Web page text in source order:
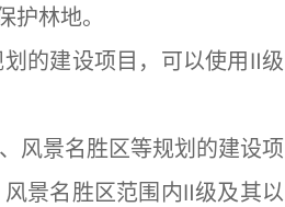
林地。
的建设项目，可以使用Ⅱ级
景名胜区等规划的建设项
景名胜区范围内Ⅱ级及其以